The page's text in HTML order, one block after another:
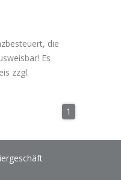
die
Es
zzgl.
1